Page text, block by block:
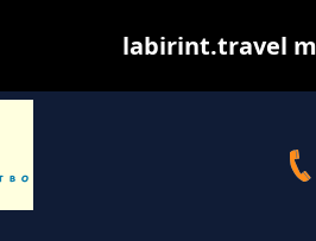
labirint.travel